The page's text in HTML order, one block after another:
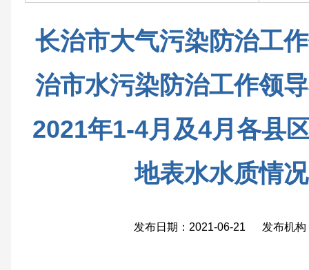
长治市大气污染防治工
治市水污染防治工作领
2021年1-4月及4月各县
地表水水质情
发布日期：2021-06-21 发布机构